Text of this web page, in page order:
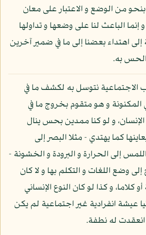
من الوضع و الاعتبار على معان
إنما الباعث لنا على وضعها و تداولها
اهتداء بعضنا إلى ما في ضمير آخرين
به.
الاجتماعية نتوسل به لكشف ما في
المكنونة و هو متقوم بخروج ما في
و لو كنا ممدين بحس ينال
كما يهتدي - مثلا البصر إلى
اللمس إلى الحرارة و البرودة و الخشونة -
وضع اللغات و التكلم بها و لا كان
كلاما، و كذا لو كان النوع الإنساني
عيشة انفرادية غير اجتماعية لم يكن
له نطفة.